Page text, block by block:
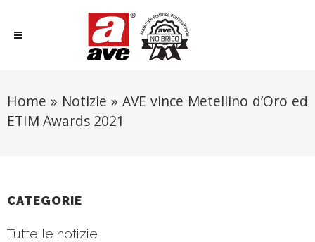
Home » Notizie » AVE vince Metellino d’Oro ed
ETIM Awards 2021
CATEGORIE
Tutte le notizie